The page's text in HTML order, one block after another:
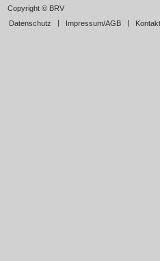
Copyright © BRV
Datenschutz
Impressum/AGB Kontakt